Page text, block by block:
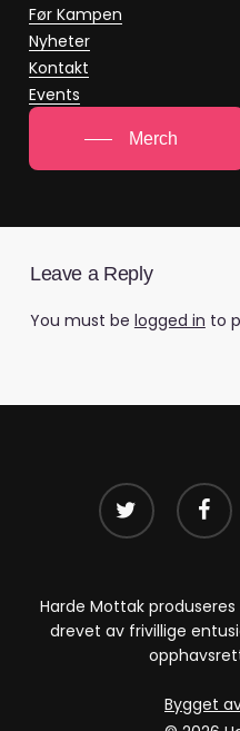
Før Kampen
Nyheter
Kontakt
Events
Merch
Leave a Reply
You must be logged in to
twitter facebook
Harde Mottak
drevet av frivillige
Bygget